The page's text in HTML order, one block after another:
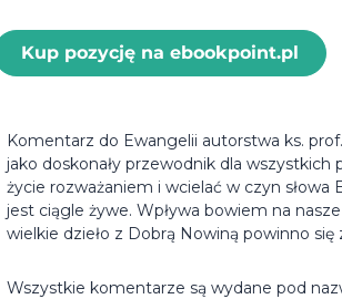
Kup pozycję na ebookpoint.pl
Komentarz do Ewangelii autorstwa ks.
jako doskonały przewodnik dla
życie rozważaniem i wcielać w czyn
jest ciągle żywe. Wpływa bowiem na
wielkie dzieło z Dobrą Nowiną powinno
Wszystkie komentarze są wydane pod